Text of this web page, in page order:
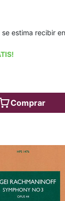
estima recibir
Comprar